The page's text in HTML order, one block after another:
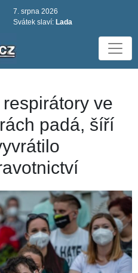
7. srpna 2026
Svátek slaví: Lada
ve
padá, šíří